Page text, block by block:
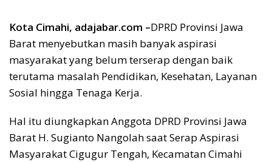
Kota Cimahi, adajabar.com –DPRD Provinsi Jawa
Barat menyebutkan masih banyak aspirasi
masyarakat yang belum terserap dengan baik
terutama masalah Pendidikan, Kesehatan, Layanan
Sosial hingga Tenaga Kerja.
Hal itu diungkapkan Anggota DPRD Provinsi Jawa
Barat H. Sugianto Nangolah saat Serap Aspirasi
Masyarakat Cigugur Tengah, Kecamatan Cimahi